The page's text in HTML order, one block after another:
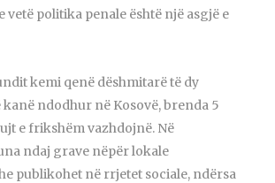
vetë politika penale është një asgjë e
kemi qenë dëshmitarë të dy
kanë ndodhur në Kosovë, brenda 5
e frikshëm vazhdojnë. Në
ndaj grave nëpër lokale
publikohet në rrjetet sociale, ndërsa